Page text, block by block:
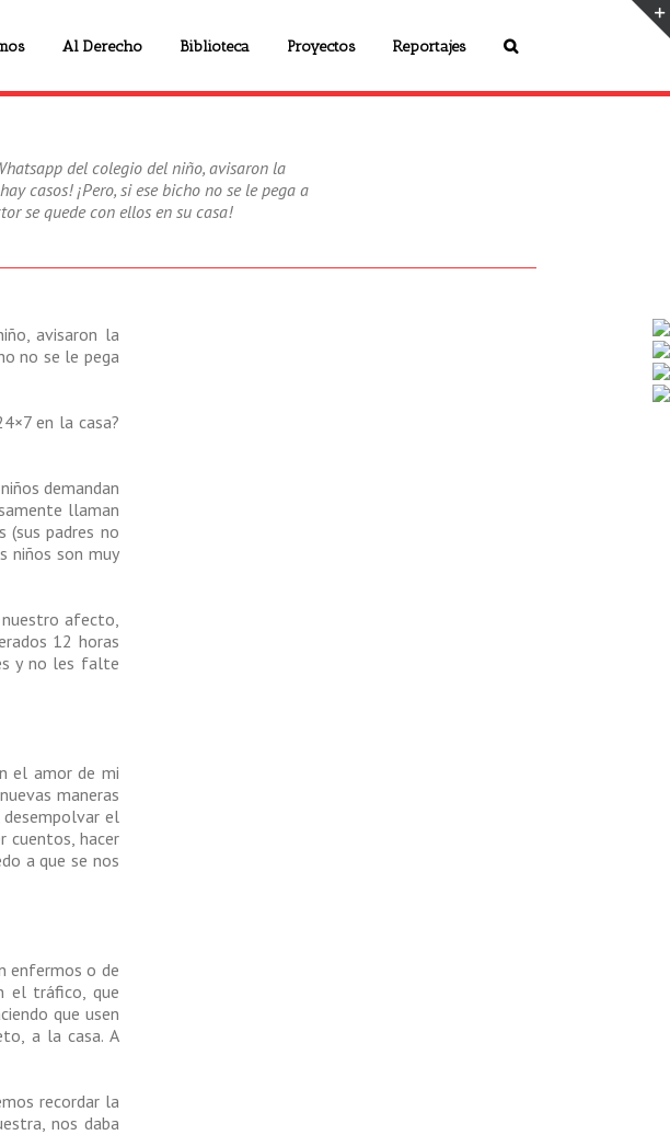
Al Derecho Biblioteca Proyectos Reportajes
del colegio del niño, avisaron la
casos! ¡Pero, si ese bicho no se le pega a
se quede con ellos en su casa!
avisaron la
no se le pega
en la casa?
demandan
llaman
(sus padres no
niños son muy
nuestro afecto,
12 horas
y no les falte
el amor de mi
maneras
desempolvar el
cuentos, hacer
a que se nos
enfermos o de
el tráfico, que
que usen
a la casa. A
recordar la
nos daba